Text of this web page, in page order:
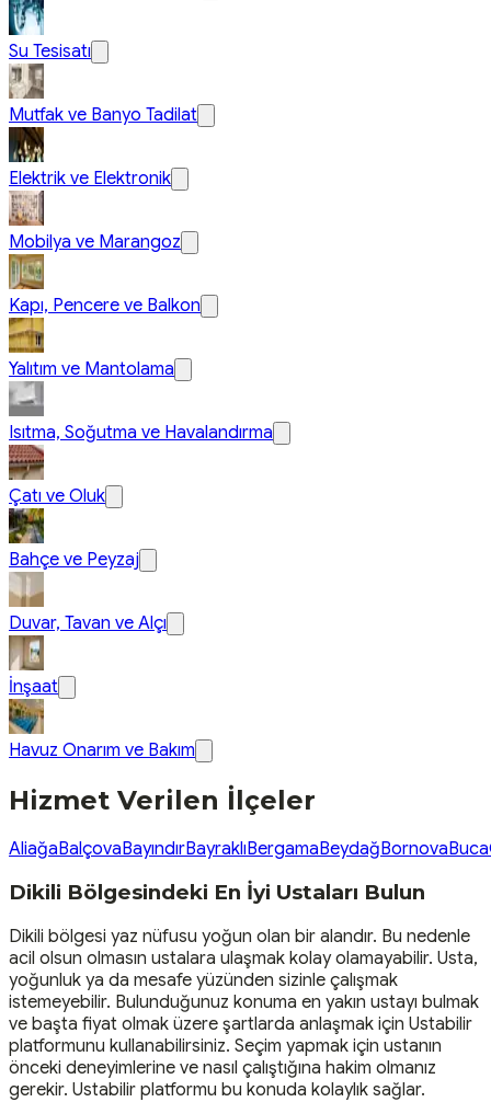
Su Tesisatı
Mutfak ve Banyo Tadilat
Elektrik ve Elektronik
Mobilya ve Marangoz
Kapı, Pencere ve Balkon
Yalıtım ve Mantolama
Isıtma, Soğutma ve Havalandırma
Çatı ve Oluk
Bahçe ve Peyzaj
Duvar, Tavan ve Alçı
İnşaat
Havuz Onarım ve Bakım
Hizmet Verilen İlçeler
AliağaBalçovaBayındırBayraklıBergamaBeydağBornovaBuca
Dikili Bölgesindeki En İyi Ustaları Bulun
Dikili bölgesi yaz nüfusu yoğun olan bir alandır. Bu nedenle
acil olsun olmasın ustalara ulaşmak kolay olamayabilir. Usta,
yoğunluk ya da mesafe yüzünden sizinle çalışmak
istemeyebilir. Bulunduğunuz konuma en yakın ustayı bulmak
ve başta fiyat olmak üzere şartlarda anlaşmak için Ustabilir
platformunu kullanabilirsiniz. Seçim yapmak için ustanın
önceki deneyimlerine ve nasıl çalıştığına hakim olmanız
gerekir. Ustabilir platformu bu konuda kolaylık sağlar.